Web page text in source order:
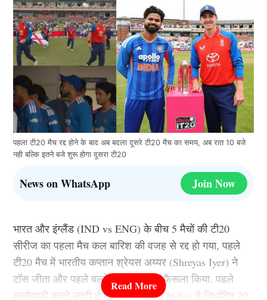
पहला टी20 मैच रद्द होने के बाद अब बदला दूसरे टी20 मैच का समय, अब रात 10 बजे
नही बल्कि इतने बजे शुरू होगा दूसरा टी20
News on WhatsApp Join Now
भारत और इंग्लैंड (IND vs ENG) के बीच 5 मैचों की टी20
सीरीज का पहला मैच कल बारिश की वजह से रद्द हो गया, पहले
टी20 मैच में भारतीय कप्तान श्रेयस अय्यर (Shreyas Iyer) ने
टॉस जीता और पहले बल्लेबाजी करने का फैसला किया. पहले
बल्लेबाजी करने उतरी टीम इंडिया (Team India) ने निर्धारित 20